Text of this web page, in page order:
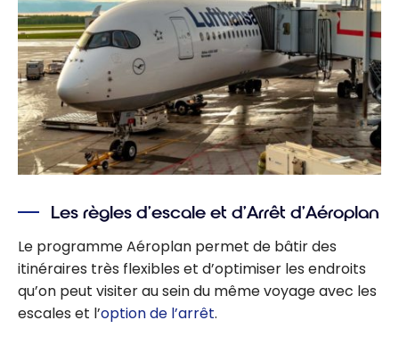
Les règles d’escale et d’Arrêt d’Aéroplan
Le programme Aéroplan permet de bâtir des
itinéraires très flexibles et d’optimiser les endroits
qu’on peut visiter au sein du même voyage avec les
escales et l’option de l’arrêt.